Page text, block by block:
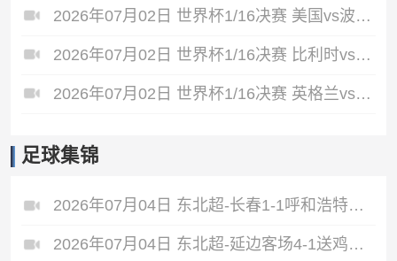
2026年07月02日 世界杯1/16决赛 美国vs波黑 全场录像
2026年07月02日 世界杯1/16决赛 比利时vs塞内加尔 全场录像
2026年07月02日 世界杯1/16决赛 英格兰vs民主刚果 全场录像
足球集锦
2026年07月04日 东北超-长春1-1呼和浩特不败领跑 呼和浩特4轮3平1负仍不胜
2026年07月04日 东北超-延边客场4-1送鸡西四连败 延边收获2连胜